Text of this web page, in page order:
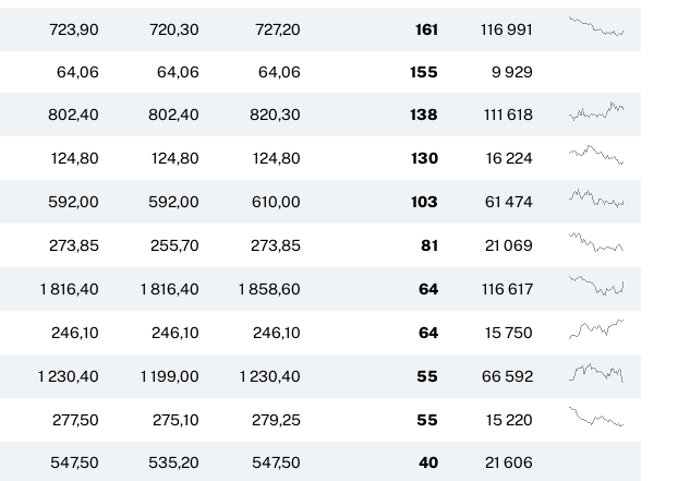
723,90 720,30 727,20 161 116 991
64,06 64,06 64,06 155 9 929
802,40 802,40 820,30 138 111 618
124,80 124,80 124,80 130 16 224
592,00 592,00 610,00 103 61 474
273,85 255,70 273,85 81 21 069
1 816,40 1 816,40 1 858,60 64 116 617
246,10 246,10 246,10 64 15 750
1 230,40 1 199,00 1 230,40 55 66 592
277,50 275,10 279,25 55 15 220
547,50 535,20 547,50 40 21 606